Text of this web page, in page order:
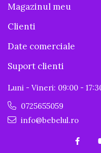
Magazinul meu
Clienti
Date comerciale
Suport clienti
Luni - Vineri: 09:00 -
0725655059
info@bebelul.ro